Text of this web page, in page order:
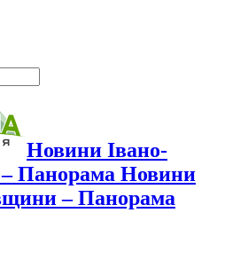
Новини Івано-
Панорама Новини
– Панорама